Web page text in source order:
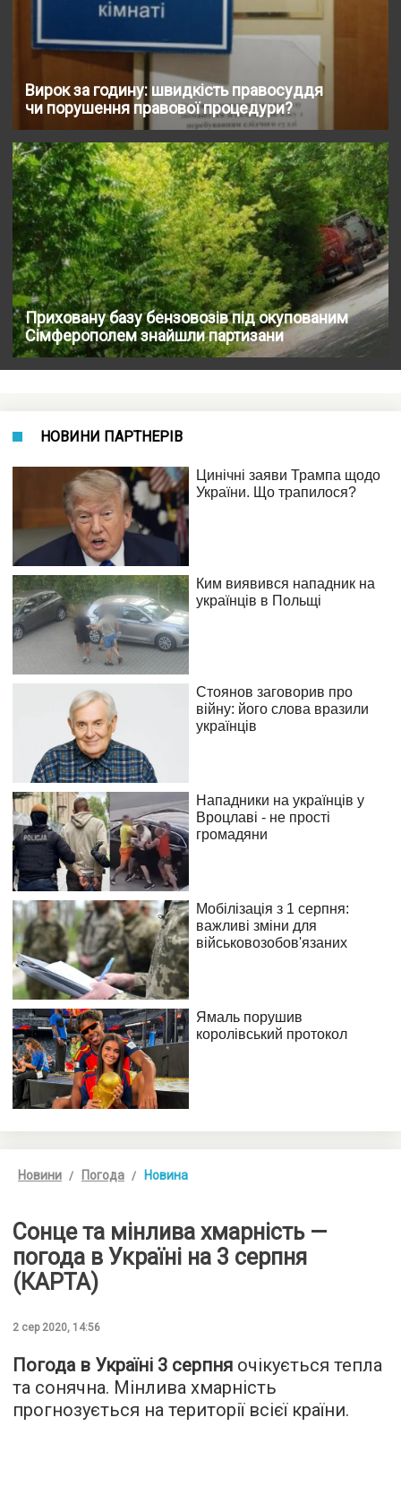
Вирок за годину: швидкість правосуддя
чи порушення правової процедури?
Приховану базу бензовозів під окупованим
Сімферополем знайшли партизани
НОВИНИ ПАРТНЕРІВ
Новини Погода Новина
Сонце та мінлива хмарність —
погода в Україні на 3 серпня
(КАРТА)
2 сер 2020, 14:56
Погода в Україні 3 серпня очікується тепла
та сонячна. Мінлива хмарність
прогнозується на території всієї країни.